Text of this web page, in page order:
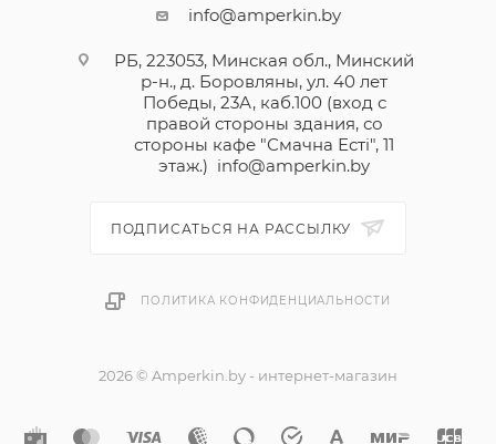
info@amperkin.by
РБ, 223053, Минская обл., Минский
р-н., д. Боровляны, ул. 40 лет
Победы, 23А, каб.100 (вход с
правой стороны здания, со
стороны кафе "Смачна Естi", 11
этаж.) info@amperkin.by
ПОДПИСАТЬСЯ НА РАССЫЛКУ
ПОЛИТИКА КОНФИДЕНЦИАЛЬНОСТИ
2026 © Amperkin.by - интернет-магазин